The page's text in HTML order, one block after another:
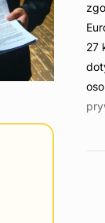
27